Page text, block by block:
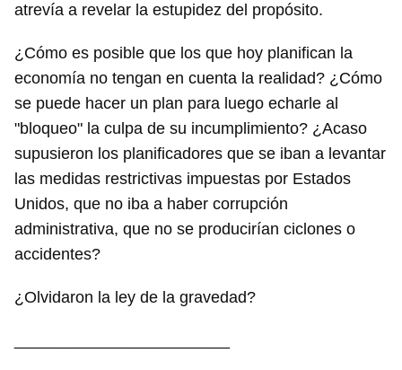
atrevía a revelar la estupidez del propósito.
¿Cómo es posible que los que hoy planifican la
economía no tengan en cuenta la realidad? ¿Cómo
se puede hacer un plan para luego echarle al
"bloqueo" la culpa de su incumplimiento? ¿Acaso
supusieron los planificadores que se iban a levantar
las medidas restrictivas impuestas por Estados
Unidos, que no iba a haber corrupción
administrativa, que no se producirían ciclones o
accidentes?
¿Olvidaron la ley de la gravedad?